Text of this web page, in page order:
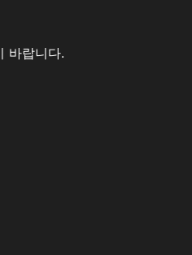
바랍니다.